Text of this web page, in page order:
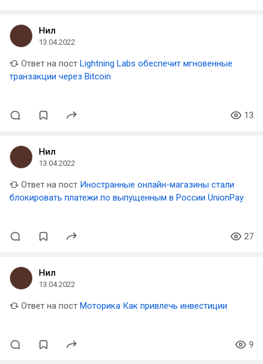
Нил
13.04.2022
Ответ на пост Lightning Labs обеспечит мгновенные
транзакции через Bitcoin
13
Нил
13.04.2022
Ответ на пост Иностранные онлайн-магазины стали
блокировать платежи по выпущенным в России UnionPay
27
Нил
13.04.2022
Ответ на пост Моторика Как привлечь инвестиции
9